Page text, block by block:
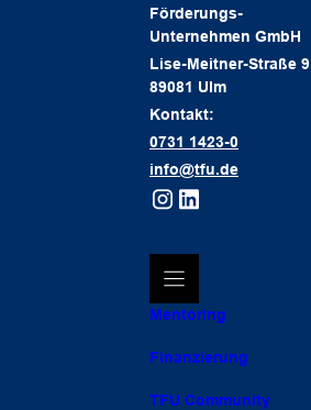
Förderungs-
Unternehmen GmbH
Lise-Meitner-Straße 9
89081 Ulm
Kontakt:
0731 1423-0
info@tfu.de
Mentoring
Finanzierung
TFU Community